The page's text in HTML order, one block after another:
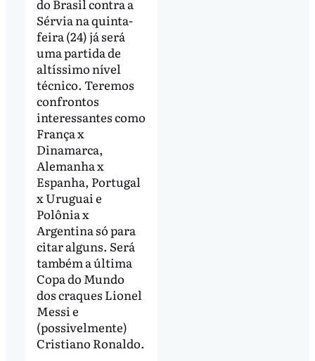
do Brasil contra a
Sérvia na quinta-
feira (24) já será
uma partida de
altíssimo nível
técnico. Teremos
confrontos
interessantes como
França x
Dinamarca,
Alemanha x
Espanha, Portugal
x Uruguai e
Polônia x
Argentina só para
citar alguns. Será
também a última
Copa do Mundo
dos craques Lionel
Messi e
(possivelmente)
Cristiano Ronaldo.